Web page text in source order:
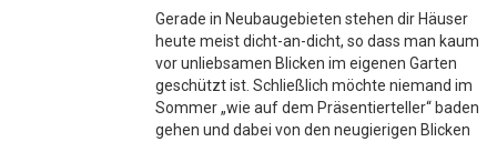
Gerade in Neubaugebieten stehen dir Häuser
heute meist dicht-an-dicht, so dass man kaum
vor unliebsamen Blicken im eigenen Garten
geschützt ist. Schließlich möchte niemand im
Sommer „wie auf dem Präsentierteller“ baden
gehen und dabei von den neugierigen Blicken